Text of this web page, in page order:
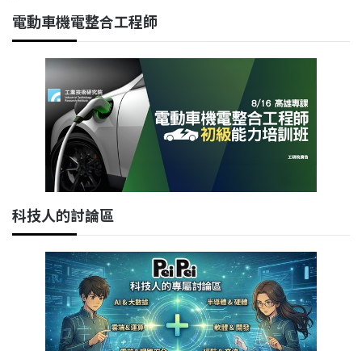
電動車機電整合工程師
科技人的討論區